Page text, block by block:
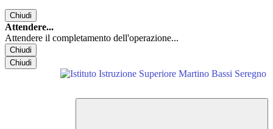
Chiudi
Attendere...
Attendere il completamento dell'operazione...
Chiudi
Chiudi